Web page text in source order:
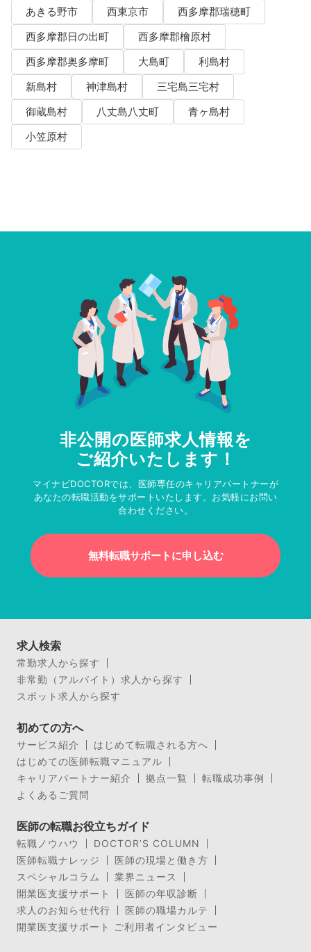
あきる野市
西東京市
西多摩郡瑞穂町
西多摩郡日の出町
西多摩郡檜原村
西多摩郡奥多摩町
大島町
利島村
新島村
神津島村
三宅島三宅村
御蔵島村
八丈島八丈町
青ヶ島村
小笠原村
非公開の医師求人情報を
ご紹介いたします！
マイナビDOCTORでは、医師専任のキャリアパートナーが
あなたの転職活動をサポートいたします。お気軽にお問い
合わせください。
無料転職サポートに申し込む
求人検索
常勤求人から探す
非常勤（アルバイト）求人から探す
スポット求人から探す
初めての方へ
サービス紹介
はじめて転職される方へ
はじめての医師転職マニュアル
キャリアパートナー紹介
拠点一覧
転職成功事例
よくあるご質問
医師の転職お役立ちガイド
転職ノウハウ
DOCTOR’S COLUMN
医師転職ナレッジ
医師の現場と働き方
スペシャルコラム
業界ニュース
開業医支援サポート
医師の年収診断
求人のお知らせ代行
医師の職場カルテ
開業医支援サポート ご利用者インタビュー